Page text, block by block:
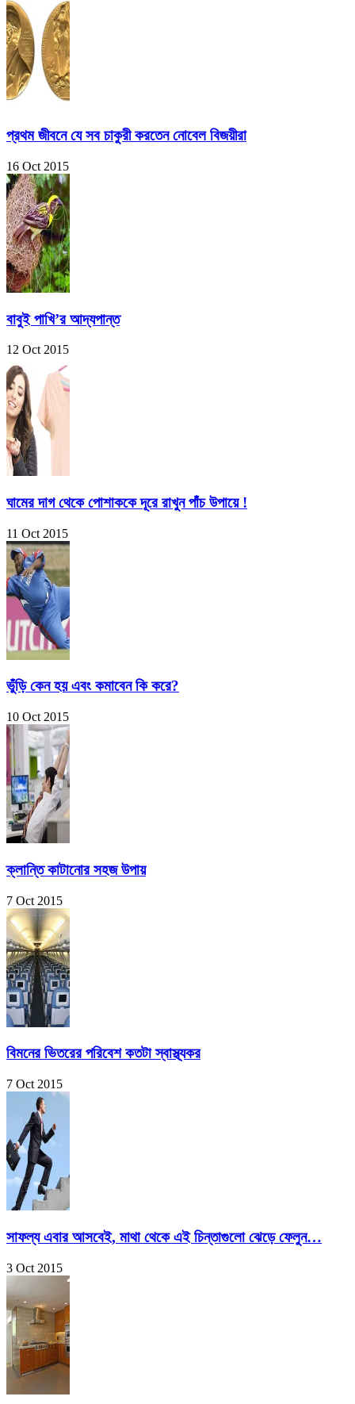
প্রথম জীবনে যে সব চাকুরী করতেন নোবেল বিজয়ীরা
16 Oct 2015
বাবুই পাখি’র আদ্যপান্ত
12 Oct 2015
ঘামের দাগ থেকে পোশাককে দূরে রাখুন পাঁচ উপায়ে !
11 Oct 2015
ভুঁড়ি কেন হয় এবং কমাবেন কি করে?
10 Oct 2015
ক্লান্তি কাটানোর সহজ উপায়
7 Oct 2015
বিমনের ভিতরের পরিবেশ কতটা স্বাস্থ্যকর
7 Oct 2015
সাফল্য এবার আসবেই, মাথা থেকে এই চিন্তাগুলো ঝেড়ে ফেলুন…
3 Oct 2015